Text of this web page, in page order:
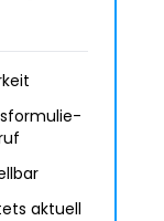
aktuell